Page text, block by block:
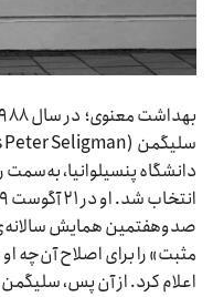
دانشگاه پنسیلوانیا،
صدوهفتمین همایش
مثبت» را برای اصلاح آن‌چه
اعلام کرد. از آن پس،